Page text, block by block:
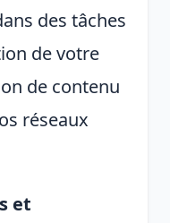
des tâches
de votre
de contenu
réseaux
et